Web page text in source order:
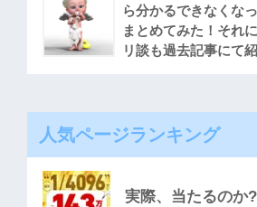
ら分かるできなくな
まとめてみた！それ
リ談も過去記事にて
人気ページランキング
実際、当たるのか